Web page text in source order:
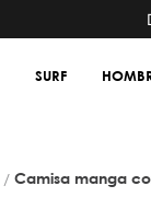
SURF
camisa manga